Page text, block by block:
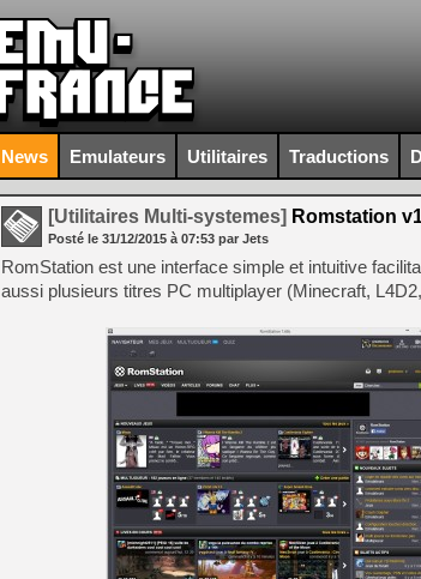
News Emulateurs Utilitaires Traductions
[Utilitaires Multi-systemes] Romstation
Posté le 31/12/2015 à 07:53 par Jets
RomStation est une interface simple et intuitive
aussi plusieurs titres PC multiplayer (Minecraft,